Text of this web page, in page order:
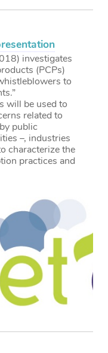
investigates
(PCPs)
to
will be used to
related to
public
–, industries
characterize the
practices and